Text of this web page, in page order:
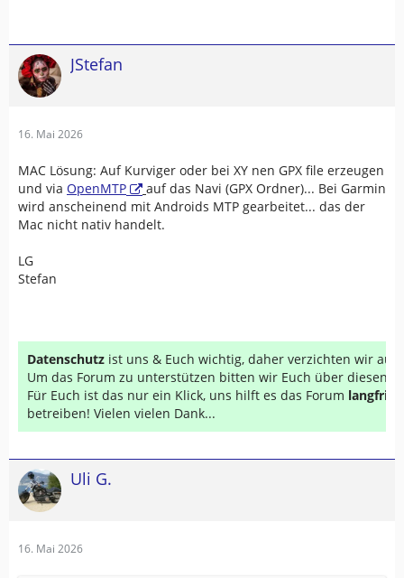
JStefan
16. Mai 2026
MAC Lösung: Auf Kurviger oder bei XY nen GPX file erzeugen
und via OpenMTP
auf das Navi (GPX Ordner)... Bei Garmin
wird anscheinend mit Androids MTP gearbeitet... das der
Mac nicht nativ handelt.
LG
Stefan
Datenschutz ist uns & Euch wichtig, daher verzichten wir auf
Um das Forum zu unterstützen bitten wir Euch über diesen
Für Euch ist das nur ein Klick, uns hilft es das Forum
betreiben! Vielen vielen Dank...
Uli G.
16. Mai 2026